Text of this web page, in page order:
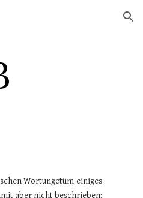
Wortungetüm einiges
aber nicht beschrieben: